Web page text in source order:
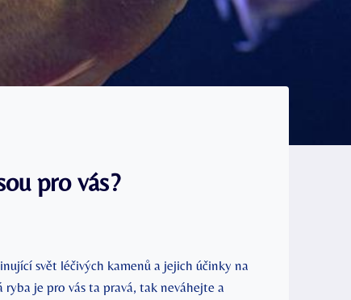
pro vás?
svět léčivých kamenů a jejich účinky na
je pro vás ta pravá, tak neváhejte a